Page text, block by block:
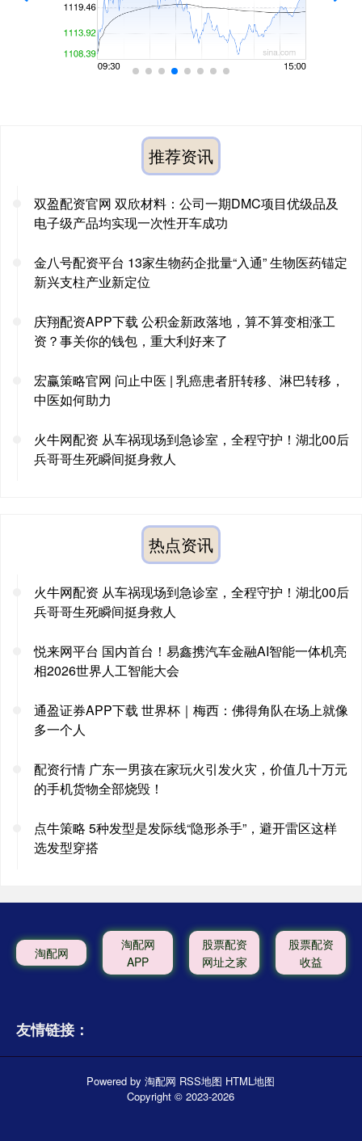
推荐资讯
双盈配资官网 双欣材料：公司一期DMC项目优级品及
电子级产品均实现一次性开车成功
金八号配资平台 13家生物药企批量“入通” 生物医药锚定
新兴支柱产业新定位
庆翔配资APP下载 公积金新政落地，算不算变相涨工
资？事关你的钱包，重大利好来了
宏赢策略官网 问止中医 | 乳癌患者肝转移、淋巴转移，
中医如何助力
火牛网配资 从车祸现场到急诊室，全程守护！湖北00后
兵哥哥生死瞬间挺身救人
热点资讯
火牛网配资 从车祸现场到急诊室，全程守护！湖北00后
兵哥哥生死瞬间挺身救人
悦来网平台 国内首台！易鑫携汽车金融AI智能一体机亮
相2026世界人工智能大会
通盈证券APP下载 世界杯｜梅西：佛得角队在场上就像
多一个人
配资行情 广东一男孩在家玩火引发火灾，价值几十万元
的手机货物全部烧毁！
点牛策略 5种发型是发际线“隐形杀手”，避开雷区这样
选发型穿搭
淘配网
淘配网
APP
股票配资
网址之家
股票配资
收益
友情链接：
Powered by淘配网 RSS地图 HTML地图
Copyright© 2023-2026